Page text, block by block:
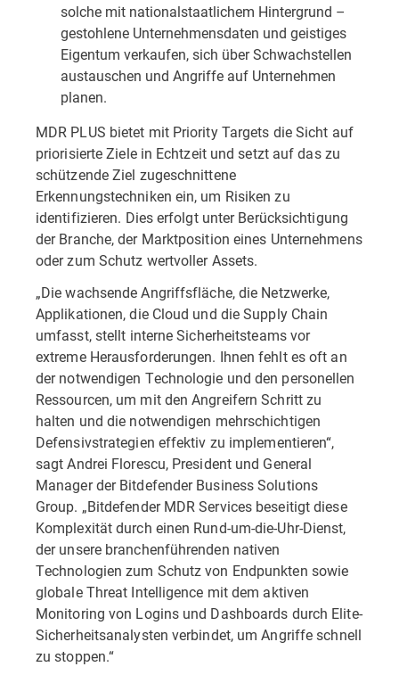
solche mit nationalstaatlichem Hintergrund –
gestohlene Unternehmensdaten und geistiges
Eigentum verkaufen, sich über Schwachstellen
austauschen und Angriffe auf Unternehmen
planen.
MDR PLUS bietet mit Priority Targets die Sicht auf
priorisierte Ziele in Echtzeit und setzt auf das zu
schützende Ziel zugeschnittene
Erkennungstechniken ein, um Risiken zu
identifizieren. Dies erfolgt unter Berücksichtigung
der Branche, der Marktposition eines Unternehmens
oder zum Schutz wertvoller Assets.
„Die wachsende Angriffsfläche, die Netzwerke,
Applikationen, die Cloud und die Supply Chain
umfasst, stellt interne Sicherheitsteams vor
extreme Herausforderungen. Ihnen fehlt es oft an
der notwendigen Technologie und den personellen
Ressourcen, um mit den Angreifern Schritt zu
halten und die notwendigen mehrschichtigen
Defensivstrategien effektiv zu implementieren“,
sagt Andrei Florescu, President und General
Manager der Bitdefender Business Solutions
Group. „Bitdefender MDR Services beseitigt diese
Komplexität durch einen Rund-um-die-Uhr-Dienst,
der unsere branchenführenden nativen
Technologien zum Schutz von Endpunkten sowie
globale Threat Intelligence mit dem aktiven
Monitoring von Logins und Dashboards durch Elite-
Sicherheitsanalysten verbindet, um Angriffe schnell
zu stoppen.“